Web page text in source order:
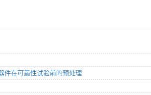
件在可靠性试验前的预处理